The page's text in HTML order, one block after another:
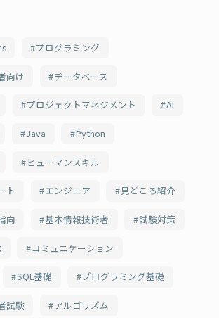
プログラミング
向け データベース
プロジェクトマネジメント AI
Java Python
ヒューマンスキル
ト エンジニア 見どころ紹介
向 基本情報技術者 試験対策
コミュニケーション
SQL基礎 プログラミング基礎
試験 アルゴリズム